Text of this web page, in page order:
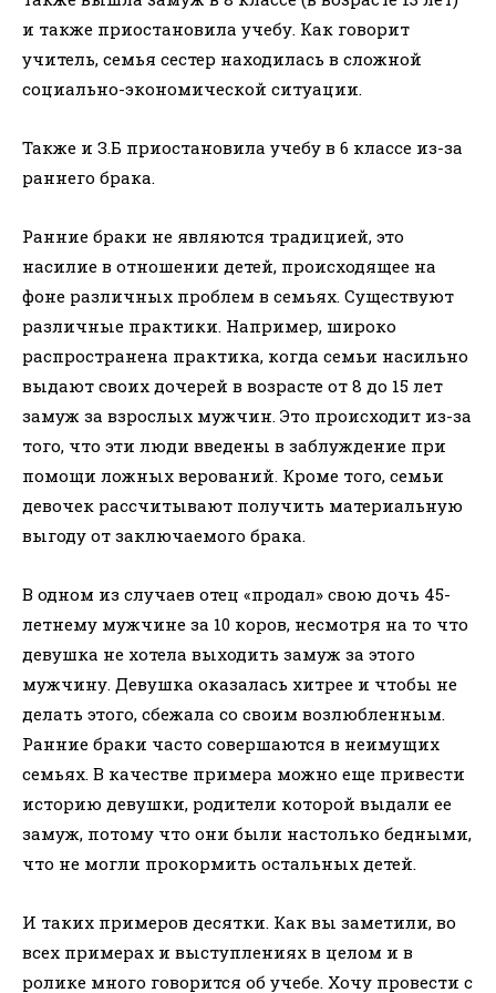
и также приостановила учебу. Как говорит
учитель, семья сестер находилась в сложной
социально-экономической ситуации.
Также и З.Б приостановила учебу в 6 классе из-за
раннего брака.
Ранние браки не являются традицией, это
насилие в отношении детей, происходящее на
фоне различных проблем в семьях. Существуют
различные практики. Например, широко
распространена практика, когда семьи насильно
выдают своих дочерей в возрасте от 8 до 15 лет
замуж за взрослых мужчин. Это происходит из-за
того, что эти люди введены в заблуждение при
помощи ложных верований. Кроме того, семьи
девочек рассчитывают получить материальную
выгоду от заключаемого брака.
В одном из случаев отец «продал» свою дочь 45-
летнему мужчине за 10 коров, несмотря на то что
девушка не хотела выходить замуж за этого
мужчину. Девушка оказалась хитрее и чтобы не
делать этого, сбежала со своим возлюбленным.
Ранние браки часто совершаются в неимущих
семьях. В качестве примера можно еще привести
историю девушки, родители которой выдали ее
замуж, потому что они были настолько бедными,
что не могли прокормить остальных детей.
И таких примеров десятки. Как вы заметили, во
всех примерах и выступлениях в целом и в
ролике много говорится об учебе. Хочу провести с